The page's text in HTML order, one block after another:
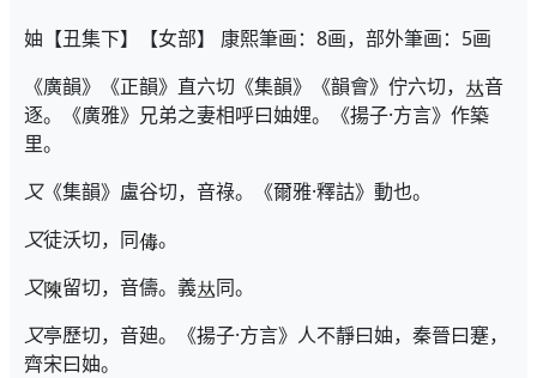
妯【丑集下】【女部】 康熙筆画：8画，部外筆画：5画
《廣韻》《正韻》直六切《集韻》《韻會》佇六切，
音
逐。《廣雅》兄弟之妻相呼曰妯娌。《揚子·方言》作築
里。
又《集韻》盧谷切，音祿。《爾雅·釋詁》動也。
又徒沃切，同
。
又
留切，音儔。義
同。
又亭歷切，音廸。《揚子·方言》人不靜曰妯，秦晉曰蹇，
齊宋曰妯。